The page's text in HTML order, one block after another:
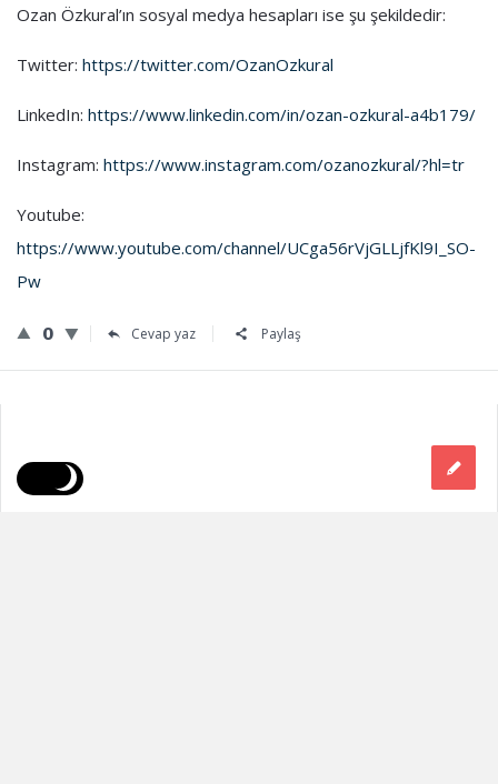
Ozan Özkural’ın sosyal medya hesapları ise şu şekildedir:
Twitter: https://twitter.com/OzanOzkural
LinkedIn: https://www.linkedin.com/in/ozan-ozkural-a4b179/
Instagram: https://www.instagram.com/ozanozkural/?hl=tr
Youtube:
https://www.youtube.com/channel/UCga56rVjGLLjfKl9I_SO-
Pw
0 Cevap yaz Paylaş